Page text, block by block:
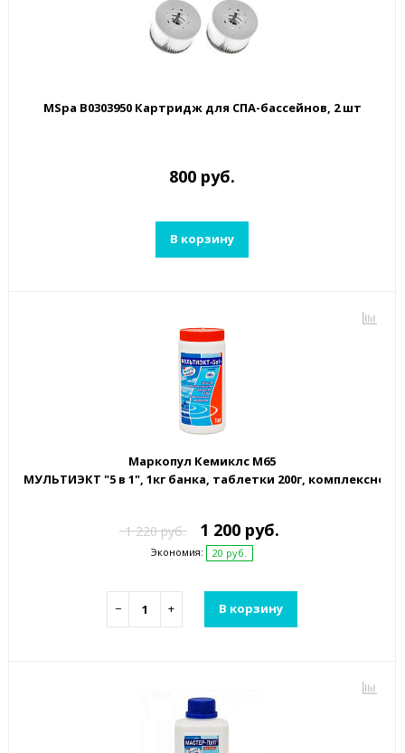
MSpa B0303950 Картридж для СПА-бассейнов, 2 шт
800 руб.
В корзину
Маркопул Кемиклс М65
МУЛЬТИЭКТ "5 в 1", 1кг банка, таблетки 200г,
1 220 руб. 1 200 руб.
Экономия: 20 руб.
− + В корзину